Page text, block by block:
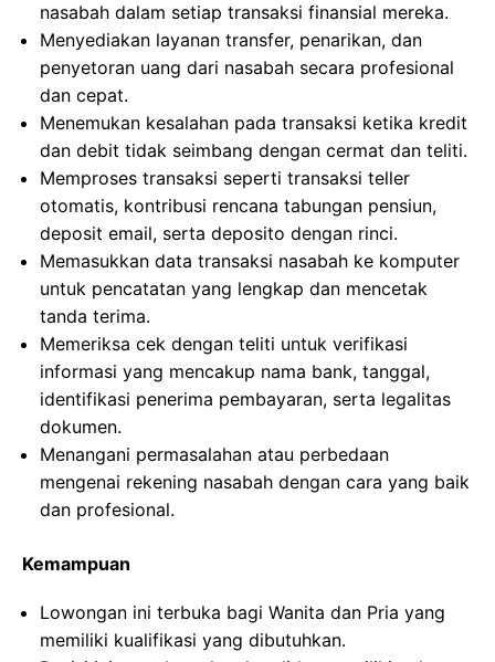
nasabah dalam setiap transaksi finansial mereka.
Menyediakan layanan transfer, penarikan, dan
penyetoran uang dari nasabah secara profesional
dan cepat.
Menemukan kesalahan pada transaksi ketika kredit
dan debit tidak seimbang dengan cermat dan teliti.
Memproses transaksi seperti transaksi teller
otomatis, kontribusi rencana tabungan pensiun,
deposit email, serta deposito dengan rinci.
Memasukkan data transaksi nasabah ke komputer
untuk pencatatan yang lengkap dan mencetak
tanda terima.
Memeriksa cek dengan teliti untuk verifikasi
informasi yang mencakup nama bank, tanggal,
identifikasi penerima pembayaran, serta legalitas
dokumen.
Menangani permasalahan atau perbedaan
mengenai rekening nasabah dengan cara yang baik
dan profesional.
Kemampuan
Lowongan ini terbuka bagi Wanita dan Pria yang
memiliki kualifikasi yang dibutuhkan.